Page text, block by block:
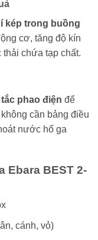
kép trong buồng
cơ, tăng độ kín
chứa tạp chất.
phao điện để
cần bảng điều
nước hố ga
Ebara BEST 2-
cánh, vỏ)